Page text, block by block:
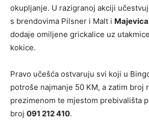
okupljanje. U razigranoj akciji
s brendovima Pilsner i Malt i Majevica
dodaje omiljene grickalice uz
kokice.
Pravo učešća ostvaruju svi koji u
potroše najmanje 50 KM, a zatim broj
prezimenom te mjestom prebivališta
broj 091 212 410.